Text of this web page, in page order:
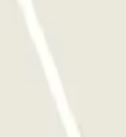
de que tu estancia supere